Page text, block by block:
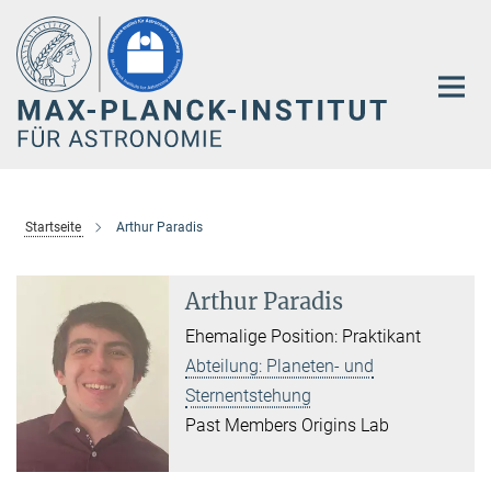
Hauptinhalt
Startseite Arthur Paradis
Arthur Paradis
Ehemalige Position: Praktikant
Abteilung: Planeten- und
Sternentstehung
Past Members Origins Lab